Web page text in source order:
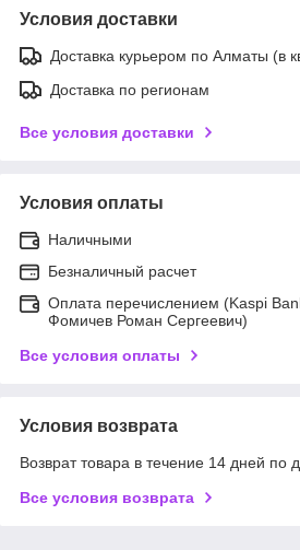
Условия доставки
Доставка курьером по Алматы (в
Доставка по регионам
Все условия доставки
Условия оплаты
Наличными
Безналичный расчет
Оплата перечислением (Kaspi
Фомичев Роман Сергеевич)
Все условия оплаты
Условия возврата
Возврат товара в течение 14 дней по
Все условия возврата